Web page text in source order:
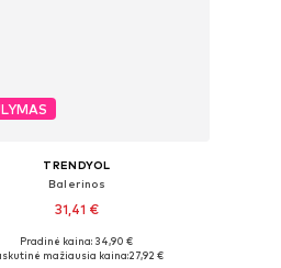
TRENDYOL
Balerinos
31,41 €
Galimi dydžiai: 37, 38, 39, 40
Pradinė kaina: 34,90 €
mažiausia kaina:27,92 €